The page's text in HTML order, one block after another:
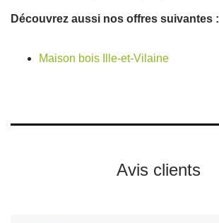
Découvrez aussi nos offres suivantes :
Maison bois Ille-et-Vilaine
Avis clients